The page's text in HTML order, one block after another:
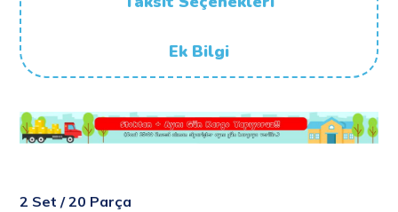
Ek Bilgi
2 Set / 20 Parça